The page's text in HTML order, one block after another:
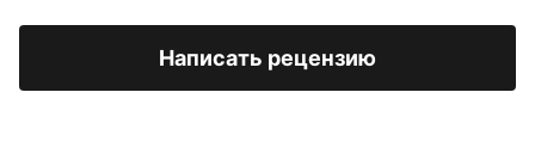
Написать рецензию